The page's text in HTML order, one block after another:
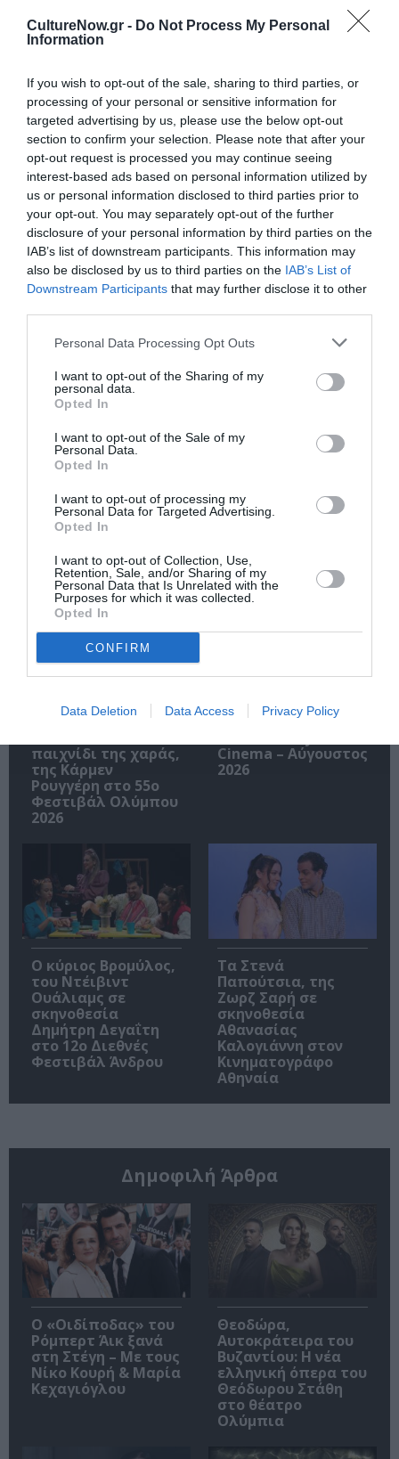
CultureNow.gr - Do Not Process My Personal
Information
If you wish to opt-out of the sale, sharing to third parties, or
processing of your personal or sensitive information for
targeted advertising by us, please use the below opt-out
section to confirm your selection. Please note that after your
opt-out request is processed you may continue seeing
interest-based ads based on personal information utilized by
us or personal information disclosed to third parties prior to
your opt-out. You may separately opt-out of the further
disclosure of your personal information by third parties on the
IAB’s list of downstream participants. This information may
also be disclosed by us to third parties on the IAB’s List of
Downstream Participants that may further disclose it to other
Personal Data Processing Opt Outs
I want to opt-out of the Sharing of my
personal data.
Opted In
I want to opt-out of the Sale of my
Personal Data.
Opted In
I want to opt-out of processing my
Personal Data for Targeted Advertising.
Opted In
I want to opt-out of Collection, Use,
Retention, Sale, and/or Sharing of my
Personal Data that Is Unrelated with the
Purposes for which it was collected.
Opted In
CONFIRM
Data Deletion Data Access Privacy Policy
Νέοι Διαγωνισμοί
Tags
ΔΕΣΠΟΙΝΑ ΜΑΡΑΓΚΟΥΔΑΚΗ
ΔΡΑΜΑΤΟΠΟΙΗΜΕΝΗ ΛΟΓΟΤΕΧΝΙΑ
ΔΡΑΣΤΗΡΙΟΤΗΤΕΣ ΓΙΑ ΠΑΙΔΙΑ
ΕΛΛΗΝΕΣ ΣΥΓΓΡΑΦΕΙΣ
ΚΑΠΑ ΕΚΔΟΤΙΚΗ
ΠΑΙΔΙΚΕΣ ΠΑΡΑΣΤΑΣΕΙΣ 2025 – 2026
ΠΑΙΔΙΚΕΣ ΠΑΡΑΣΤΑΣΕΙΣ ΚΑΙ ΕΚΘΕΣΕΙΣ ΓΙΑ ΠΑΙΔΙΑ
ΠΑΙΔΙΚΟ ΒΙΒΛΙΟ
Κάθε βδομάδα στο e-mail σας τα τελευταία νέα για
την Τέχνη και τον Πολιτισμό!
Σχετικά Άρθρα
παιχνίδι της χαράς,
της Κάρμεν
Ρουγγέρη στο 55ο
Φεστιβάλ Ολύμπου
2026
Cinema – Αύγουστος
2026
O κύριος Βρομύλος,
του Ντέιβιντ
Ουάλιαμς σε
σκηνοθεσία
Δημήτρη Δεγαΐτη
στο 12ο Διεθνές
Φεστιβάλ Άνδρου
Τα Στενά
Παπούτσια, της
Ζωρζ Σαρή σε
σκηνοθεσία
Αθανασίας
Καλογιάννη στον
Κινηματογράφο
Αθηναία
Δημοφιλή Άρθρα
O «Οιδίποδας» του
Ρόμπερτ Άικ ξανά
στη Στέγη – Με τους
Νίκο Κουρή & Μαρία
Κεχαγιόγλου
Θεοδώρα,
Αυτοκράτειρα του
Βυζαντίου: Η νέα
ελληνική όπερα του
Θεόδωρου Στάθη
στο θέατρο
Ολύμπια